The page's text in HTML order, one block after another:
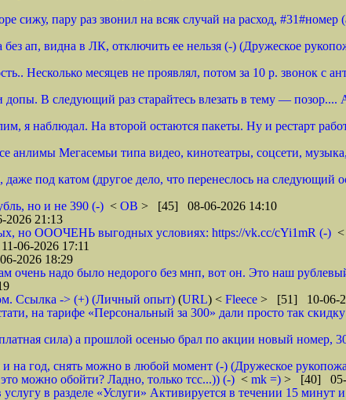
сижу, пару раз звонил на всяк случай на расход,
ап, видна в ЛК, отключить ее нельзя (-) (Дружеское
Несколько месяцев не проявлял, потом за 10 р. звонок с
В следующий раз старайтесь влезать в тему — позор....
я наблюдал. На второй остаются пакеты. Ну и рестарт
анлимы Мегасемьи типа видео, кинотеатры, соцсети,
под катом (другое дело, что перенеслось на следующий
но и не 390 (-) < ОВ > [45] 08-06-2026 14:10
21:13
но ОООЧЕНЬ выгодных условиях: https://vk.cc/cYi1mR (-) <
06-2026 17:11
2026 18:29
надо было недорого без мнп, вот он. Это наш
Ссылка -> (+) (Личный опыт) (URL) < Fleece > [51] 10-06-
на тарифе «Персональный за 300» дали просто так
сила) а прошлой осенью брал по акции новый номер,
на год, снять можно в любой момент (-) (Дружеское
можно обойти? Ладно, только тсс...)) (-) < mk =) > [40] 05-
в разделе «Услуги» Активируется в течении 15 минут